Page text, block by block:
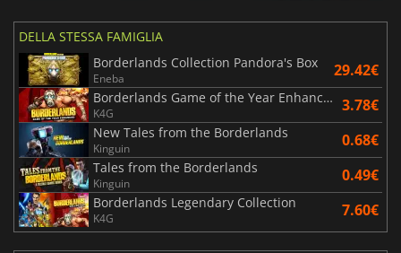
DELLA STESSA FAMIGLIA
Borderlands Collection Pandora's Box
Eneba 29.42€
Borderlands Game of the Year Enhanced
K4G 3.78€
New Tales from the Borderlands
Kinguin 0.68€
Tales from the Borderlands
Kinguin 0.49€
Borderlands Legendary Collection
K4G 7.60€